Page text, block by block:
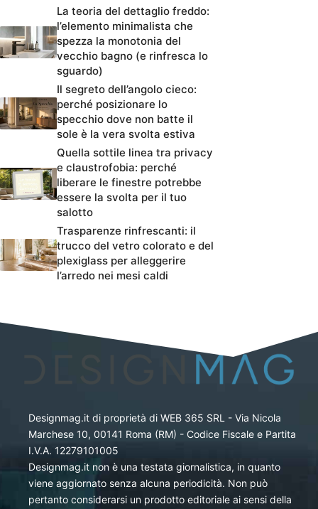
La teoria del dettaglio freddo:
l’elemento minimalista che
spezza la monotonia del
vecchio bagno (e rinfresca lo
sguardo)
Il segreto dell’angolo cieco:
perché posizionare lo
specchio dove non batte il
sole è la vera svolta estiva
Quella sottile linea tra privacy
e claustrofobia: perché
liberare le finestre potrebbe
essere la svolta per il tuo
salotto
Trasparenze rinfrescanti: il
trucco del vetro colorato e del
plexiglass per alleggerire
l’arredo nei mesi caldi
Designmag.it di proprietà di WEB 365 SRL - Via Nicola
Marchese 10, 00141 Roma (RM) - Codice Fiscale e Partita
I.V.A. 12279101005
Designmag.it non è una testata giornalistica, in quanto
viene aggiornato senza alcuna periodicità. Non può
pertanto considerarsi un prodotto editoriale ai sensi della